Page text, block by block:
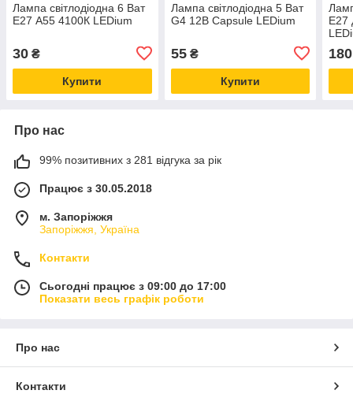
Лампа світлодіодна 6 Ват
Е27 А55 4100К LEDium
30 ₴
Купити
Лампа світлодіодна 5 Ват
G4 12В Capsule LEDium
55₴
Купити
Е27
180
Про нас
99% позитивних з 281 відгука за рік
Працює з 30.05.2018
м. Запоріжжя
Запоріжжя, Україна
Контакти
Сьогодні працює з 09:00 до 17:00
Показати весь графік роботи
Про нас
Контакти